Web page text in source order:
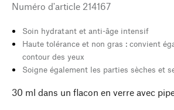
Numéro d'article 214167
Soin hydratant et anti-âge intensif
Haute tolérance et non gras : convient
contour des yeux
Soigne également les parties sèches et
30 ml dans un flacon en verre avec